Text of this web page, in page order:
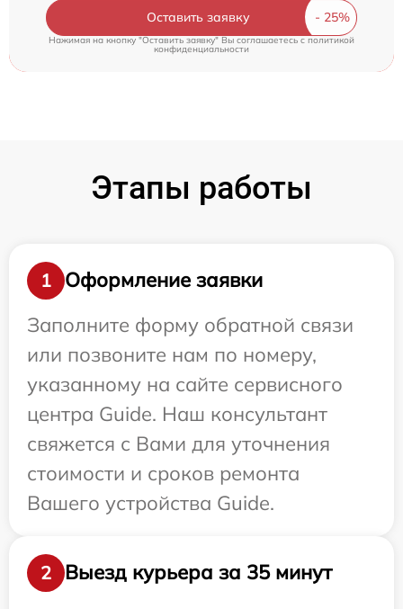
Оставить заявку
Нажимая на кнопку "Оставить заявку" Вы соглашаетесь cполитикой
конфиденциальности
Этапы работы
1
Оформление заявки
Заполните форму обратной связи
или позвоните нам по номеру,
указанному на сайте сервисного
центра Guide. Наш консультант
свяжется с Вами для уточнения
стоимости и сроков ремонта
Вашего устройства Guide.
2
Выезд курьера за 35 минут